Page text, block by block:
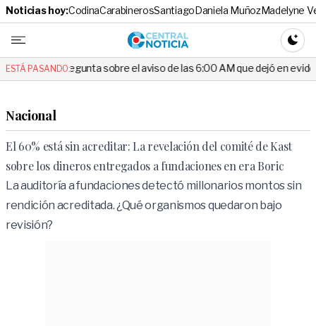
Noticias hoy:CodinaCarabinerosSantiagoDaniela MuñozMadelyne
Central
ESTÁ PASANDO:
sobre el aviso de las 6:00 AM que dejó en evidencia al Delegado
Nacional
El 60% está sin acreditar: La revelación del comité de Kast
sobre los dineros entregados a fundaciones en era Boric
La auditoría a fundaciones detectó millonarios montos sin
rendición acreditada. ¿Qué organismos quedaron bajo
revisión?